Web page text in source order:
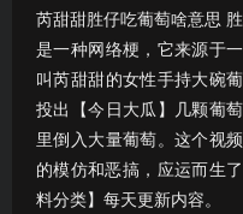
芮甜甜胜仔吃葡萄啥意思
是一种网络梗，它来源于
叫芮甜甜的女性手持大碗
投出【今日大瓜】几颗葡
里倒入大量葡萄。这个视
的模仿和恶搞，应运而生
料分类】每天更新内容。